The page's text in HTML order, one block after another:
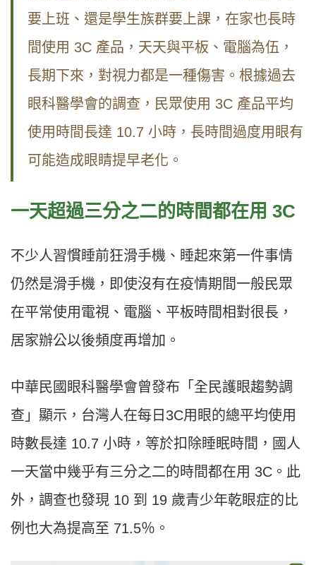
要上班、還是學生族群要上課，在家也長時
間使用 3C 產品，天天與平板、電腦為伍，
長期下來，對視力都是一種傷害。根據過去
眼科醫學會的調查，民眾使用 3C 產品平均
使用時間長達 10.7 小時，長時間過度用眼有
可能造成眼睛提早老化。
一天超過三分之二的時間都在用 3C
不少人習慣睡前狂滑手機、睡起來第一件事情
仍然是滑手機，即使沒有在疫情期間一般民眾
在平常使用電視、電腦、平板時間相對很長，
居家辦公以後頻度再增加。
中華民國眼科醫學會曾發布「全民護眼趨勢調
查」顯示，台灣人在每日3C用眼的總平均使用
時數長達 10.7 小時，等於扣除睡眠時間，國人
一天當中幾乎有三分之二的時間都在用 3C。此
外，調查也發現 10 到 19 歲青少年乾眼症的比
例也大為提高至 71.5％。